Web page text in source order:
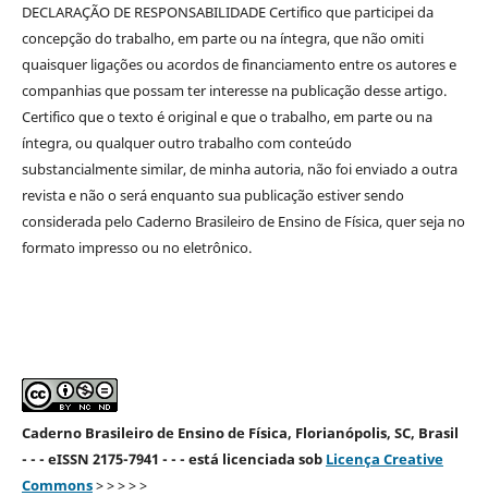
DECLARAÇÃO DE RESPONSABILIDADE Certifico que participei da
concepção do trabalho, em parte ou na íntegra, que não omiti
quaisquer ligações ou acordos de financiamento entre os autores e
companhias que possam ter interesse na publicação desse artigo.
Certifico que o texto é original e que o trabalho, em parte ou na
íntegra, ou qualquer outro trabalho com conteúdo
substancialmente similar, de minha autoria, não foi enviado a outra
revista e não o será enquanto sua publicação estiver sendo
considerada pelo Caderno Brasileiro de Ensino de Física, quer seja no
formato impresso ou no eletrônico.
Caderno Brasileiro de Ensino de Física, Florianópolis, SC, Brasil
- - - eISSN 2175-7941 - - - está licenciada sob Licença Creative
Commons> > > > >